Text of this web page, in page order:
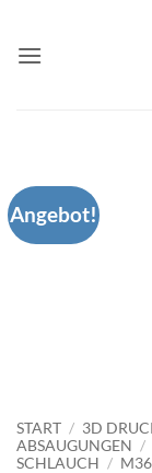
springen
Angebot!
START / 3D
ABSAUGUNGEN /
SCHLAUCH / M36